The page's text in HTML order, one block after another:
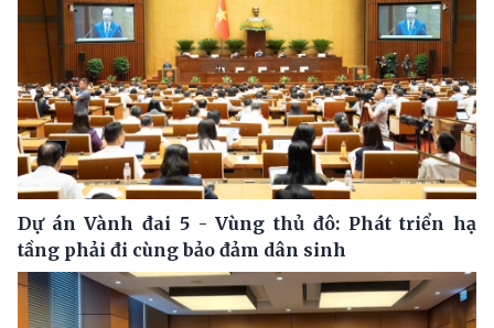
Dự án Vành đai 5 - Vùng thủ đô: Phát triển hạ
tầng phải đi cùng bảo đảm dân sinh